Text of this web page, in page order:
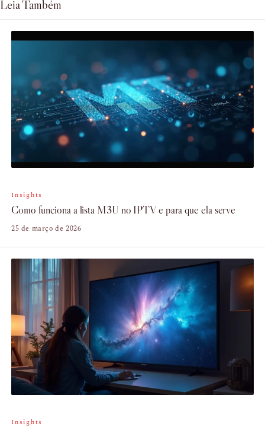
Leia Também
Insights
Como funciona a lista M3U no IPTV e para que ela serve
25 de março de 2026
Insights